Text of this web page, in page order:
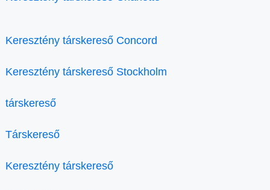
Keresztény társkereső Concord
Keresztény társkereső Stockholm
társkereső
Társkereső
Keresztény társkereső